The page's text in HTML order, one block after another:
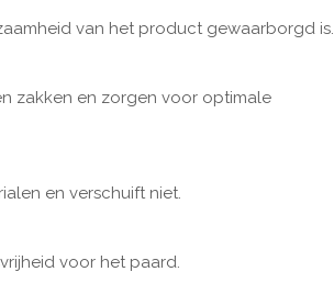
van het product gewaarborgd is.
zakken en zorgen voor optimale
en verschuift niet.
voor het paard.